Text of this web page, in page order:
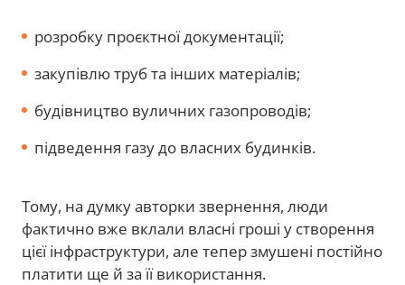
розробку проєктної документації;
закупівлю труб та інших матеріалів;
будівництво вуличних газопроводів;
підведення газу до власних будинків.
Тому, на думку авторки звернення, люди
фактично вже вклали власні гроші у створення
цієї інфраструктури, але тепер змушені постійно
платити ще й за її використання.